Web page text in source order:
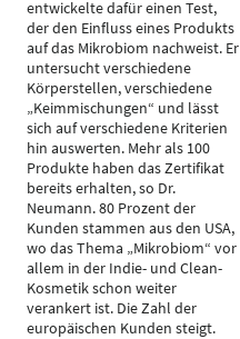
entwickelte dafür einen Test,
der den Einfluss eines Produkts
auf das Mikrobiom nachweist. Er
untersucht verschiedene
Körperstellen, verschiedene
„Keimmischungen“ und lässt
sich auf verschiedene Kriterien
hin auswerten. Mehr als 100
Produkte haben das Zertifikat
bereits erhalten, so Dr.
Neumann. 80 Prozent der
Kunden stammen aus den USA,
wo das Thema „Mikrobiom“ vor
allem in der Indie- und Clean-
Kosmetik schon weiter
verankert ist. Die Zahl der
europäischen Kunden steigt.